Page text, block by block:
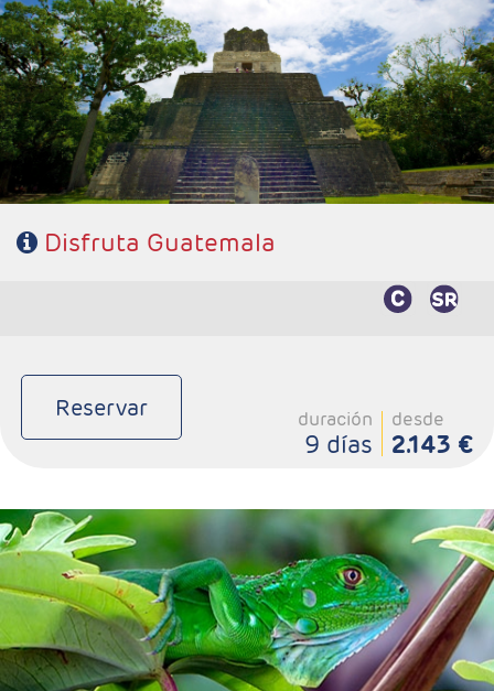
- Salidas: Martes
- Ruta: 3 noches Antigua Guatemala, 1 noche Panajachel
(Lago Atitlan), 1 noche Ciudad de Guatemala y 2 noches
Flores.
- Categoría hotelera: 3*, 4* y 5*
- Régimen: 7 desayunos y 1 almuerzo sin bebidas.
Disfruta Guatemala
Reservar duración
9 días
desde
2.143 €
- Salidas: Diarias
- Ruta: 1 noche San José, 2 noches Tortuguero, 2 noches
Arenal y 2 noches Monteverde.
- Categoría hotelera: Standard, Primera o Semilujo
- Régimen: 7 desayunos, 3 almuerzos y 2 cenas.
- IMPORTANTE: Si selecciona un vuelo de regreso anterior a
las 15:00hrs tendrá un suplemento por realizar el traslado en
privado al aeropuerto. Consultar suplemento.